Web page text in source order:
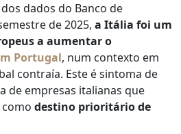
dados do Banco de
de 2025, a Itália foi um
a aumentar o
Portugal, num contexto em
contraía. Este é sintoma de
de empresas italianas que
destino prioritário de